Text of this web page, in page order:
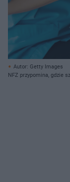
Autor: Getty Images
NFZ przypomina, gdzie